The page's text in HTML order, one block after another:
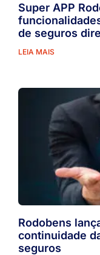
Super APP
de seguros
LEIA MAIS
Rodobens
continuidade
seguros